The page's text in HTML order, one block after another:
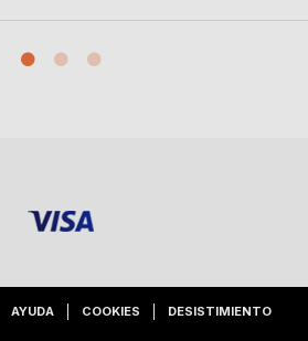
AYUDA COOKIES DESISTIMIENTO